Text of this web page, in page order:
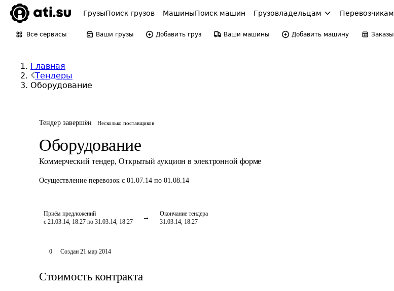
ГрузыПоиск грузов МашиныПоиск машин Грузовладельцам Перевозчикам
Все сервисы Ваши грузы Добавить груз Ваши машины Добавить машину Заказы
Главная
Тендеры
Оборудование
Тендер завершён Несколько поставщиков
Оборудование
Коммерческий тендер, Открытый аукцион в электронной форме
Осуществление перевозок с 01.07.14 по 01.08.14
Приём предложений
с 21.03.14, 18:27 по 31.03.14, 18:27
Окончание тендера
31.03.14, 18:27
0 Создан 21 мар 2014
Стоимость контракта